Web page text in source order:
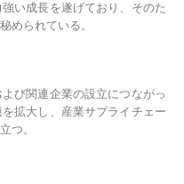
い成長を遂げており、そのた
められている。
び関連企業の設立につながっ
拡大し、産業サプライチェー
つ。